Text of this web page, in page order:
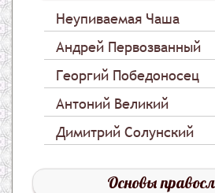
Неупиваемая Чаша
Андрей Первозванный
Георгий Победоносец
Антоний Великий
Димитрий Солунский
Основы